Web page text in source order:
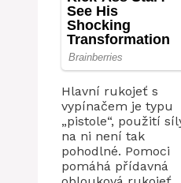
Hlavní rukojeť s
vypínačem je typu
„pistole“, použití
na ni není tak
pohodlné. Pomoci
pomáhá přídavná